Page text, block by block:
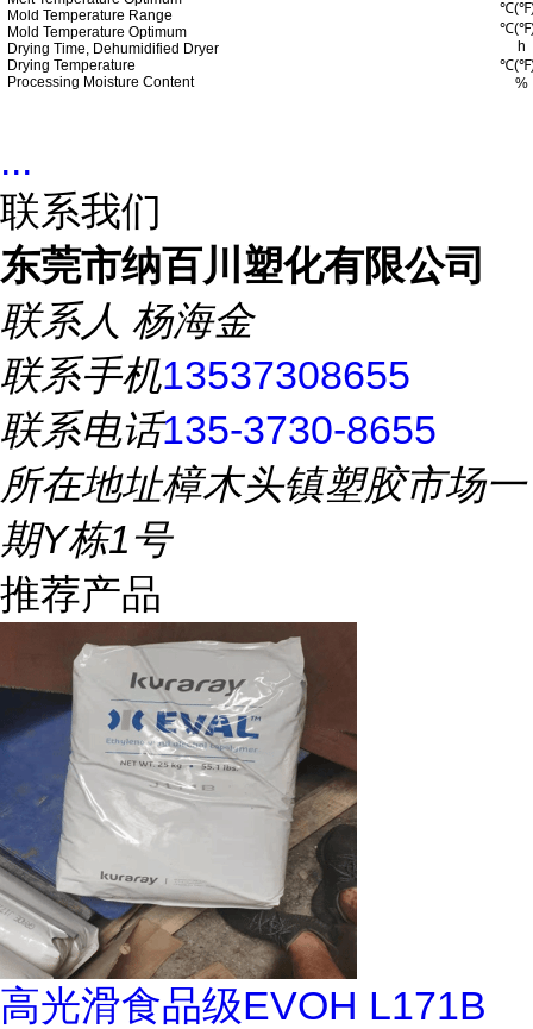
Mold Temperature Range
Mold Temperature Optimum
Drying Time, Dehumidified Dryer
Drying Temperature
Processing Moisture Content
℃(℉
℃(℉
h
℃(℉
%
...
联系我们
东莞市纳百川塑化有限公司
联系人 杨海金
联系手机13537308655
联系电话135-3730-8655
所在地址樟木头镇塑胶市场一
期Y栋1号
推荐产品
高光滑食品级EVOH L171B